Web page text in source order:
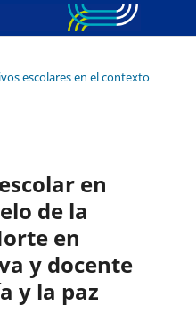
escolares en el contexto
en
de la
en
y docente
y la paz